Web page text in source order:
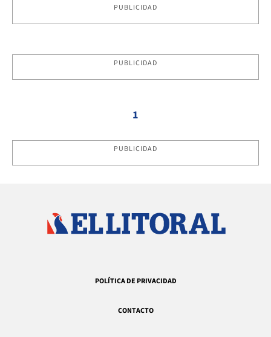
PUBLICIDAD
PUBLICIDAD
1
PUBLICIDAD
POLÍTICA DE PRIVACIDAD
CONTACTO